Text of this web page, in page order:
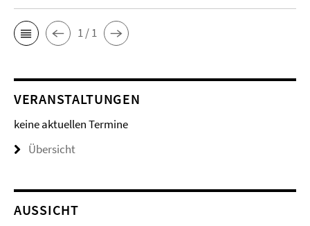
1 / 1
VERANSTALTUNGEN
keine aktuellen Termine
Übersicht
AUSSICHT